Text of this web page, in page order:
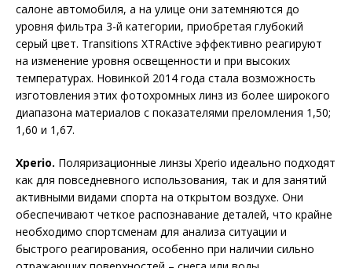
салоне автомобиля, а на улице они затемняются до
уровня фильтра 3-й категории, приобретая глубокий
серый цвет. Transitions XTRActive эффективно реагируют
на изменение уровня освещенности и при высоких
температурах. Новинкой 2014 года стала возможность
изготовления этих фотохромных линз из более широкого
диапазона материалов с показателями преломления 1,50;
1,60 и 1,67.
Xperio. Поляризационные линзы Xpe­rio идеально подходят
как для повседневного использования, так и для занятий
активными видами спорта на открытом воздухе. Они
обеспечивают четкое распознавание деталей, что крайне
необходимо спортсменам для анализа ситуации и
быстрого реагирования, особенно при наличии сильно